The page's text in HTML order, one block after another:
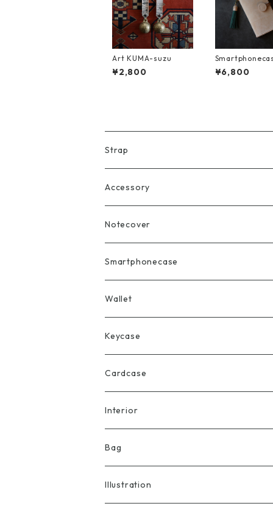
Art KUMA-suzu
¥2,800
utton
¥6,800
Strap
Accessory
Notecover
Smartphonecase
Wallet
Keycase
Cardcase
Interior
Bag
Illustration